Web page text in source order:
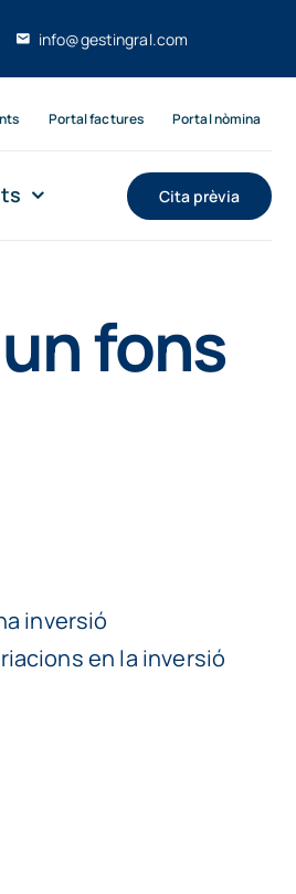
info@gestingral.com
Portal factures Portal nòmina
Cita prèvia
fons
inversió
en la inversió